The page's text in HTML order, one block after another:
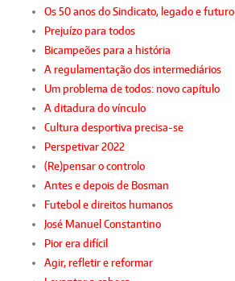
Os 50 anos do Sindicato, legado e futuro
Prejuízo para todos
Bicampeões para a história
A regulamentação dos intermediários
Um problema de todos: novo capítulo
A ditadura do vínculo
Cultura desportiva precisa-se
Perspetivar 2022
(Re)pensar o controlo
Antes e depois de Bosman
Futebol e direitos humanos
José Manuel Constantino
Pior era difícil
Agir, refletir e reformar